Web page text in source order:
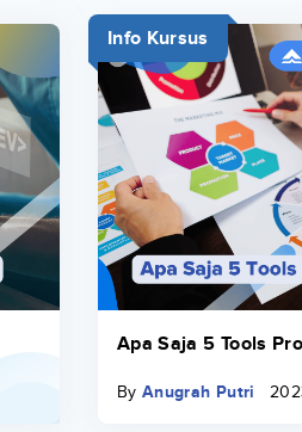
Info Kursus
Apa Saja 5 Tools
By Anugrah Putri